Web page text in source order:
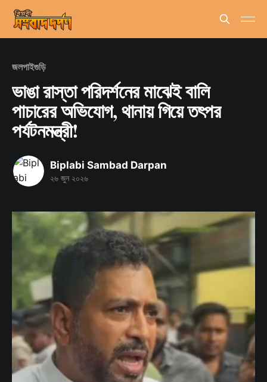
জলপাইগুড়ি
ভাঙা রাস্তা পরিদর্শনের মাঝেই বালি
পাচারের অভিযোগ, থানায় গিয়ে তৎপর
পর্যটনমন্ত্রী!
Biplabi Sambad Darpan
২৬ জুন ২০২৬